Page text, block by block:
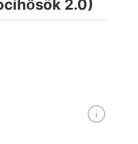
2.0)